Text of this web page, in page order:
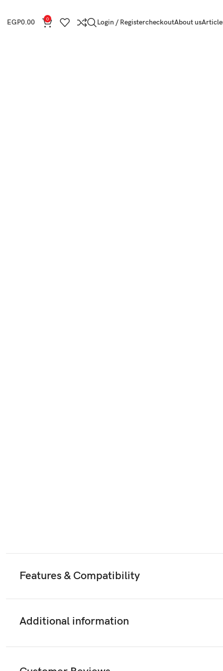
About us
checkout
Login / Register
0
EGP0.00
Features & Compatibility
Additional information